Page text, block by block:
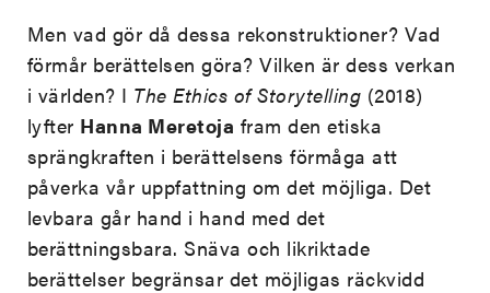
Men vad gör då dessa rekonstruktioner? Vad
förmår berättelsen göra? Vilken är dess verkan
i världen? I The Ethics of Storytelling (2018)
lyfter Hanna Meretoja fram den etiska
sprängkraften i berättelsens förmåga att
påverka vår uppfattning om det möjliga. Det
levbara går hand i hand med det
berättningsbara. Snäva och likriktade
berättelser begränsar det möjligas räckvidd